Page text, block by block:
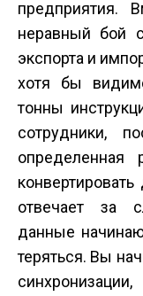
предприятия.
неравный бой
экспорта и
хотя бы
тонны
сотрудники,
определенная
отвечает за
данные
теряться. Вы